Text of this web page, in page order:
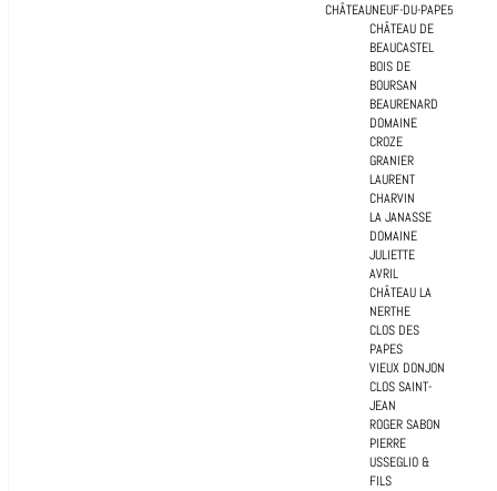
CHÂTEAUNEUF-DU-PAPE
CHÂTEAU DE
BEAUCASTEL
BOIS DE
BOURSAN
BEAURENARD
DOMAINE
CROZE
GRANIER
LAURENT
CHARVIN
LA JANASSE
DOMAINE
JULIETTE
AVRIL
CHÂTEAU LA
NERTHE
CLOS DES
PAPES
VIEUX DONJON
CLOS SAINT-
JEAN
ROGER SABON
PIERRE
USSEGLIO &
FILS